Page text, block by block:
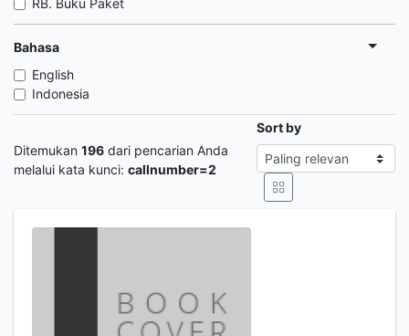
RB. Buku Paket
Bahasa
English
Indonesia
Ditemukan 196 dari pencarian Anda
melalui kata kunci: callnumber=2
Sort by